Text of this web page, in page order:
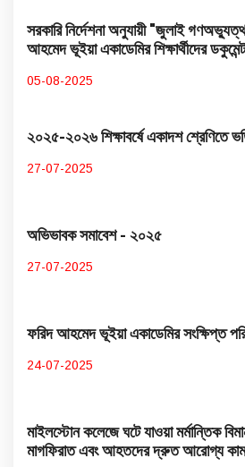
সরকারি নির্দেশনা অনুযায়ী "জুলাই
আহমেদ ভূইয়া একাডেমির শিক্ষার্থীদের
05-08-2025
২০২৫-২০২৬ শিক্ষাবর্ষে একাদশ শ্রেণিতে
27-07-2025
অভিভাবক সমাবেশ - ২০২৫
27-07-2025
ফরিদ আহমেদ ভূইয়া একাডেমির সংক্ষিপ্ত
24-07-2025
মাইলস্টোন কলেজে ঘটে যাওয়া মর্মান্তিক
মাগফিরাত এবং আহতদের দ্রুত আরোগ্য